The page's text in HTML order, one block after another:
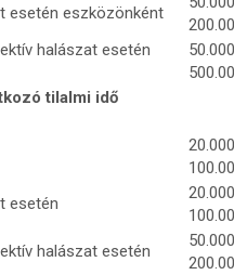
esetén eszközönként
halászat esetén
tilalmi idő
esetén
halászat esetén